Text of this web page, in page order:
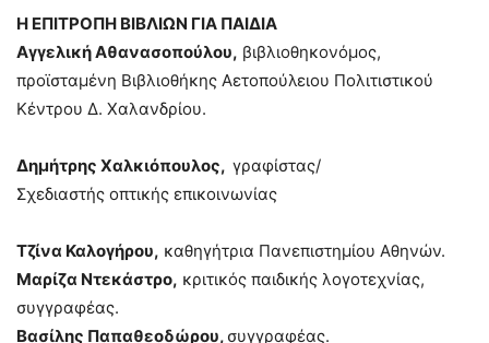
Η ΕΠΙΤΡΟΠΗ ΒΙΒΛΙΩΝ ΓΙΑ ΠΑΙΔΙΑ
Αγγελική Αθανασοπούλου, βιβλιοθηκονόμος,
προϊσταμένη Βιβλιοθήκης Αετοπούλειου Πολιτιστικού
Κέντρου Δ. Χαλανδρίου.
Δημήτρης Χαλκιόπουλος, γραφίστας/
Σχεδιαστής οπτικής επικοινωνίας
Τζίνα Καλογήρου, καθηγήτρια Πανεπιστημίου Αθηνών.
Μαρίζα Ντεκάστρο, κριτικός παιδικής λογοτεχνίας,
συγγραφέας.
Βασίλης Παπαθεοδώρου, συγγραφέας.